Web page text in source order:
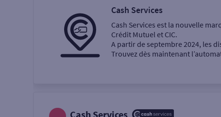
Ma recherche
Retrait de billets €
Cash Services
Cash Services est la nouvelle
Crédit Mutuel et CIC.
A partir de septembre 2024, les
Trouvez dès maintenant
Cash Services